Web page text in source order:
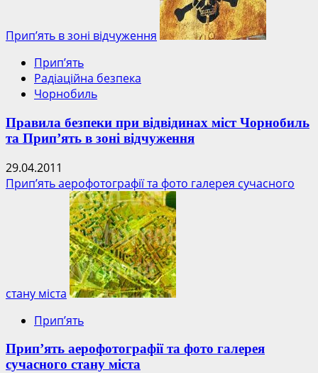
Прип’ять в зоні відчуження
Прип’ять
Радіаційна безпека
Чорнобиль
Правила безпеки при відвідинах міст Чорнобиль
та Прип’ять в зоні відчуження
29.04.2011
Прип’ять аерофотографії та фото галерея сучасного
стану міста
Прип’ять
Прип’ять аерофотографії та фото галерея
сучасного стану міста